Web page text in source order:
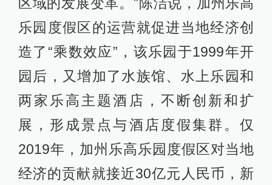
乐园度假区的运营就促进当地经济创
造了“乘数效应”，该乐园于1999年开
园后，又增加了水族馆、水上乐园和
两家乐高主题酒店，不断创新和扩
展，形成景点与酒店度假集群。仅
2019年，加州乐高乐园度假区对当地
经济的贡献就接近30亿元人民币，新